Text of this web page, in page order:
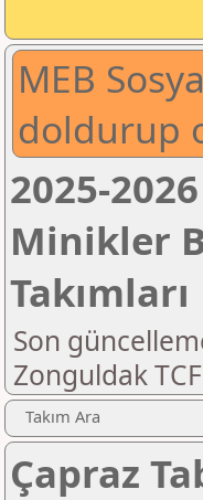
MEB
doldurup
2025-
Minikler
Takımları
Son
Zonguldak TCF
Takım Ara
Çapraz